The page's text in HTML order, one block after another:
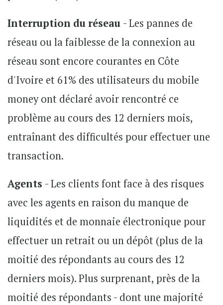
Interruption du réseau - Les pannes de
réseau ou la faiblesse de la connexion au
réseau sont encore courantes en Côte
d'Ivoire et 61% des utilisateurs du mobile
money ont déclaré avoir rencontré ce
problème au cours des 12 derniers mois,
entraînant des difficultés pour effectuer une
transaction.
Agents - Les clients font face à des risques
avec les agents en raison du manque de
liquidités et de monnaie électronique pour
effectuer un retrait ou un dépôt (plus de la
moitié des répondants au cours des 12
derniers mois). Plus surprenant, près de la
moitié des répondants - dont une majorité